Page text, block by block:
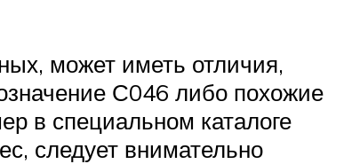
может иметь отличия,
С046 либо похожие
в специальном каталоге
следует внимательно